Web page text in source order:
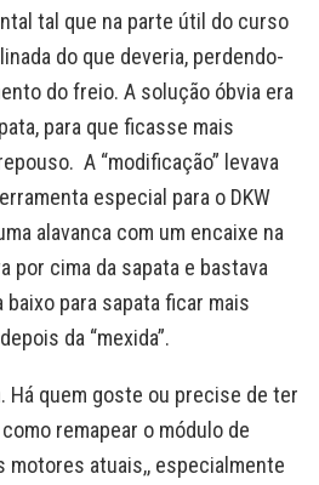
tal que na parte útil do curso
do que deveria, perdendo-
do freio. A solução óbvia era
para que ficasse mais
A “modificação” levava
especial para o DKW
alavanca com um encaixe na
por cima da sapata e bastava
para sapata ficar mais
da “mexida”.
Há quem goste ou precise de ter
remapear o módulo de
motores atuais,, especialmente